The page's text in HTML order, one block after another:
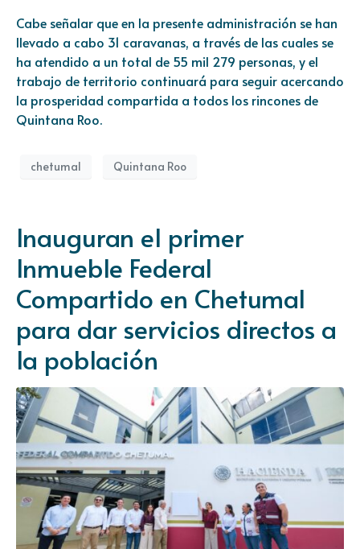
Cabe señalar que en la presente administración se han
llevado a cabo 31 caravanas, a través de las cuales se
ha atendido a un total de 55 mil 279 personas, y el
trabajo de territorio continuará para seguir acercando
la prosperidad compartida a todos los rincones de
Quintana Roo.
chetumal Quintana Roo
Inauguran el primer
Inmueble Federal
Compartido en Chetumal
para dar servicios directos a
la población